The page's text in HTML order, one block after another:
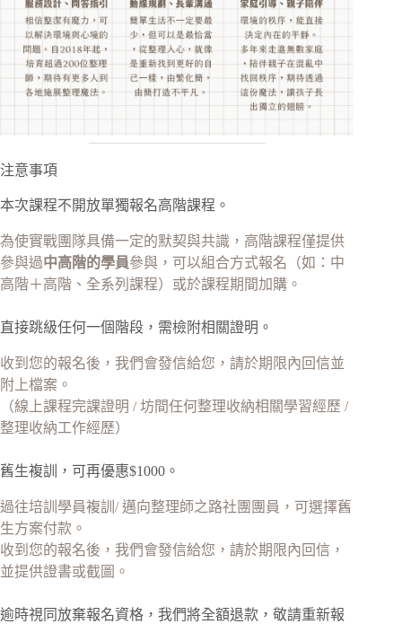
注意事項
本次課程不開放單獨報名高階課程。
為使實戰團隊具備一定的默契與共識，高階課程僅提供
參與過中高階的學員參與，可以組合方式報名（如：中
高階＋高階、全系列課程）或於課程期間加購。
直接跳級任何一個階段，需檢附相關證明。
收到您的報名後，我們會發信給您，請於期限內回信並
附上檔案。
（線上課程完課證明 / 坊間任何整理收納相關學習經歷 /
整理收納工作經歷）
舊生複訓，可再優惠$1000。
過往培訓學員複訓/ 邁向整理師之路社團團員，可選擇舊
生方案付款。
收到您的報名後，我們會發信給您，請於期限內回信，
並提供證書或截圖。
逾時視同放棄報名資格，我們將全額退款，敬請重新報